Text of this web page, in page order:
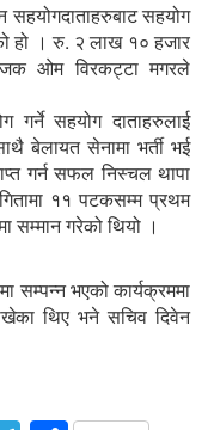
सहयोगदाताहरुबाट सहयोग
हो । रु. २ लाख १० हजार
ओम विरकट्टा मगरले
गर्ने सहयोग दाताहरुलाई
बेलायत सेनामा भर्ती भई
गर्न सफल निस्चल थापा
११ पटकसम्म प्रथम
सम्मान गरेको थियो ।
सम्पन्न भएको कार्यक्रममा
थिए भने सचिव दिवेन